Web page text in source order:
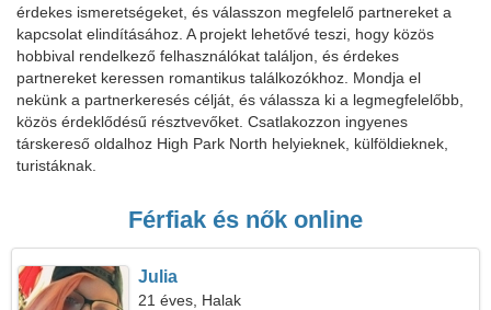
érdekes ismeretségeket, és válasszon megfelelő partnereket a
kapcsolat elindításához. A projekt lehetővé teszi, hogy közös
hobbival rendelkező felhasználókat találjon, és érdekes
partnereket keressen romantikus találkozókhoz. Mondja el
nekünk a partnerkeresés célját, és válassza ki a legmegfelelőbb,
közös érdeklődésű résztvevőket. Csatlakozzon ingyenes
társkereső oldalhoz High Park North helyieknek, külföldieknek,
turistáknak.
Férfiak és nők online
Julia
21 éves, Halak